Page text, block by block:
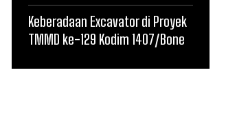
Keberadaan Excavator di Proyek
TMMD ke-129 Kodim 1407/Bone